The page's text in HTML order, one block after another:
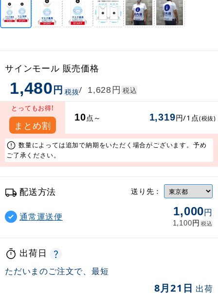
サインモール 販売価格
1,480円 税抜/ 1,628円 税込
とってもお得!
まとめ割
10点～ 1,319円/1点(税抜)
数量によっては追加で納期をいただく場合がございます。予め
ご了承ください。
配送方法 送り先：
通常運送便 1,000円
1,100円 税込
出荷日
ただいまのご注文で、最短
8月21日 出荷